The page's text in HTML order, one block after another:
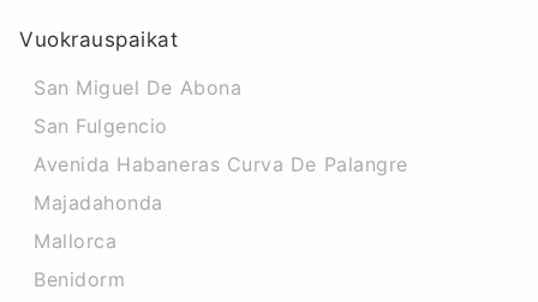
Vuokrauspaikat
San Miguel De Abona
San Fulgencio
Avenida Habaneras Curva De Palangre
Majadahonda
Mallorca
Benidorm